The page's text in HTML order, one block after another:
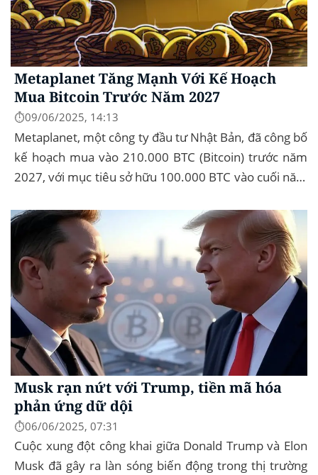
Metaplanet Tăng Mạnh Với Kế Hoạch
Mua Bitcoin Trước Năm 2027
⏱️09/06/2025, 14:13
Metaplanet, một công ty đầu tư Nhật Bản, đã công bố
kế hoạch mua vào 210.000 BTC (Bitcoin) trước năm
2027, với mục tiêu sở hữu 100.000 BTC vào cuối năm
Musk rạn nứt với Trump, tiền mã hóa
phản ứng dữ dội
⏱️06/06/2025, 07:31
Cuộc xung đột công khai giữa Donald Trump và Elon
Musk đã gây ra làn sóng biến động trong thị trường